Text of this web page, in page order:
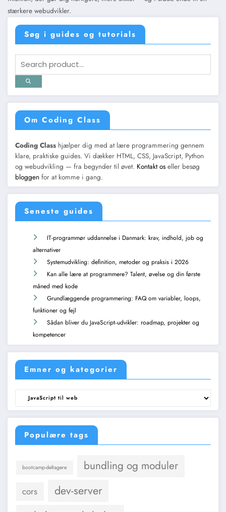
stærkere webudvikler.
Søg i guides og tutorials
Om Coding Class
Coding Class hjælper dig med at lære programmering gennem
klare, praktiske guides. Vi dækker HTML, CSS, JavaScript, Python
og webudvikling — fra begynder til øvet. Kontakt os eller besøg
bloggen for at komme i gang.
Seneste guides
IT-programmør uddannelse i Danmark: krav, indhold, job og
alternativer
Systemudvikling: definition, metoder og praksis i 2026
Kan alle lære at programmere? Talent, øvelse og din første
måned med kode
Grundlæggende programmering: FAQ om variabler, loops,
funktioner og fejl
Sådan bliver du JavaScript‑udvikler: roadmap, projekter og
kompetencer
Emner og kategorier
Emner
kategorier
Populære tags
bootcamp-deltagere bundling og moduler
cors
dev-server